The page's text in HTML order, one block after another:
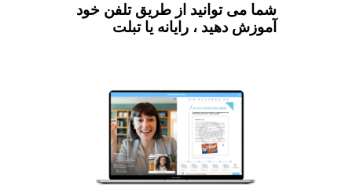
شما می توانید از طریق تلفن خود
آموزش دهید ، رایانه یا تبلت